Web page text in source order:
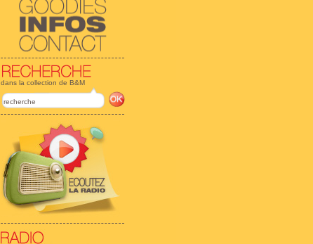
dans la collection de B&M